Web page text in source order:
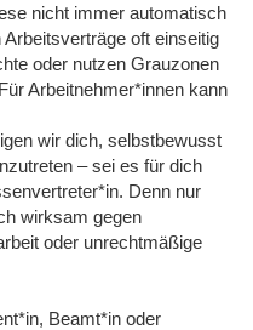
nicht immer automatisch
oft einseitig
oder nutzen Grauzonen
Arbeitnehmer*innen kann
wir dich, selbstbewusst
– sei es für dich
Denn nur
wirksam gegen
oder unrechtmäßige
Beamt*in oder